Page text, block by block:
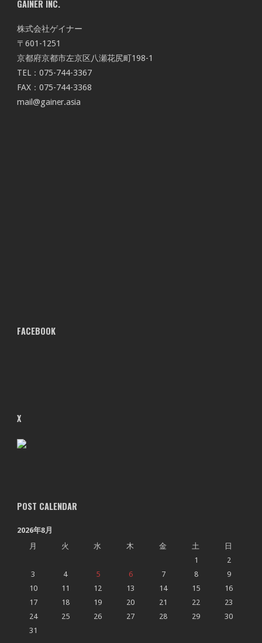
GAINER INC.
株式会社ゲイナー
〒601-1251
京都府京都市左京区八瀬花尻町198-1
TEL：075-744-3367
FAX：075-744-3368
mail@gainer.asia
FACEBOOK
X
POST CALENDAR
2026年8月
月
火 水 木 金 土
日
1
2
3
4 5 6 7 8
9
10
11 12 13 14 15
16
17
18 19 20 21 22
23
24
25 26 27 28 29
30
31